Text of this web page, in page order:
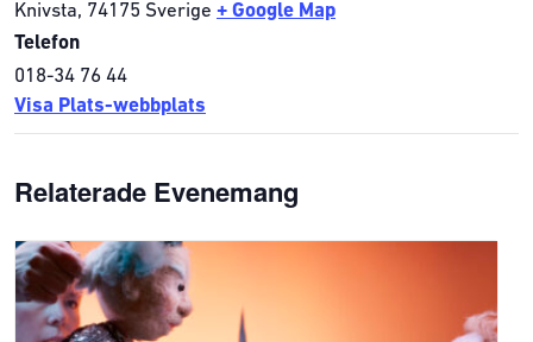
Knivsta, 74175 Sverige + Google Map
Telefon
018-34 76 44
Visa Plats-webbplats
Relaterade Evenemang